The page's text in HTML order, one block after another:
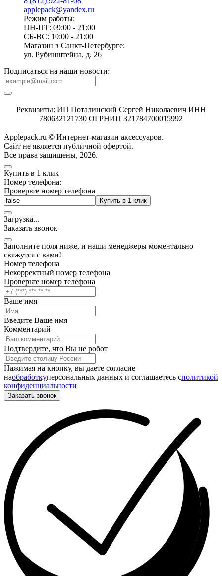
applepack@yandex.ru
Режим работы:
ПН-ПТ: 09:00 - 21:00
СБ-ВС: 10:00 - 21:00
Магазин в Санкт-Петербурге:
ул. Рубинштейна, д. 26
Подписаться на наши новости:
Реквизиты: ИП Поталинский Сергей Николаевич ИНН
780632121730 ОГРНИП 321784700015992
Applepack.ru © Интернет-магазин аксессуаров.
Cайт не является публичной офертой.
Все права защищены, 2026.
Купить в 1 клик
Номер телефона:
Проверьте номер телефона
Купить в 1 клик
Загрузка...
Заказать звонок
Заполните поля ниже, и наши менеджеры моментально
свяжутся с вами!
Номер телефона
Некорректный номер телефона
Проверьте номер телефона
Ваше имя
Введите Ваше имя
Комментарий
Подтвердите, что Вы не робот
Нажимая на кнопку, вы даете согласие
наобработкуперсональных данных и соглашаетесь cполитикой
конфиденциальности
Заказать звонок